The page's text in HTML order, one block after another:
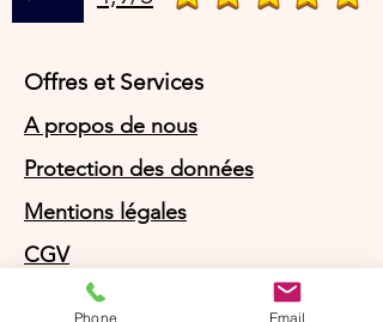
Offres et Services
A propos de nous
Protection des données
Mentions légales
CGV
© Agnès Lingerie – Tous droits
Phone Email